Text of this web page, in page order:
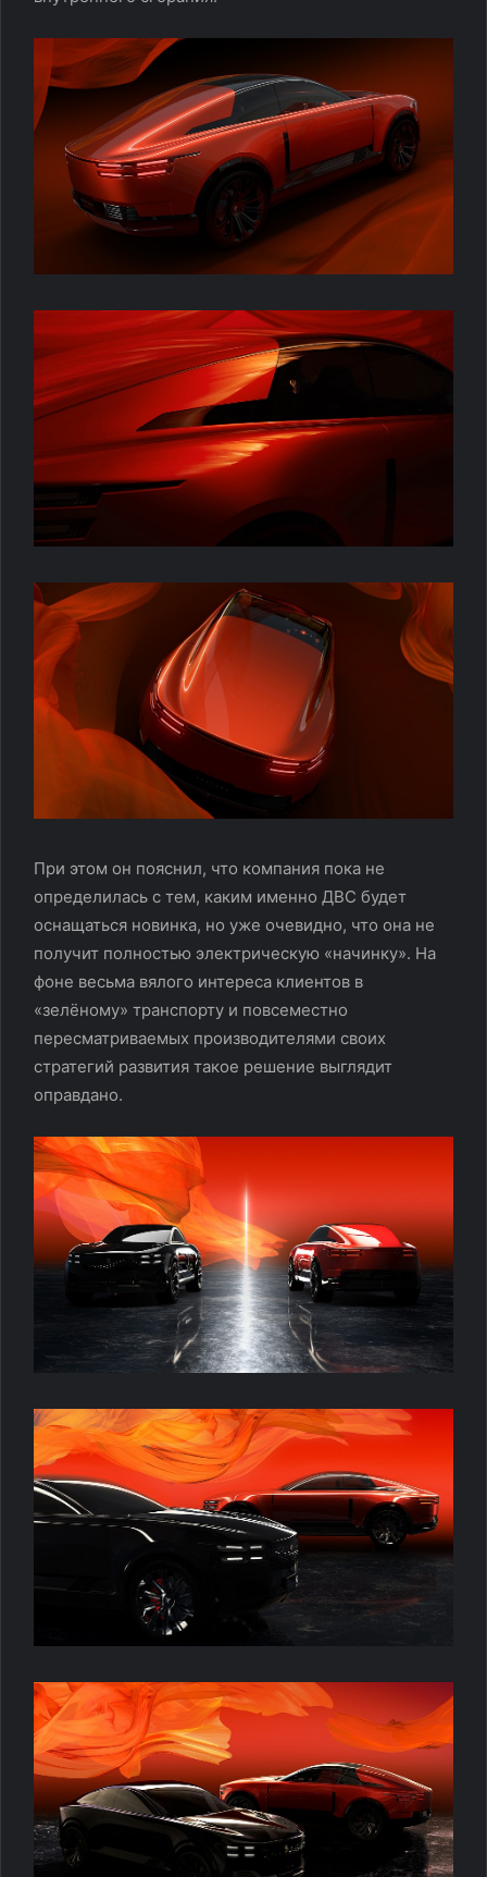
При этом он пояснил, что компания пока не
определилась с тем, каким именно ДВС будет
оснащаться новинка, но уже очевидно, что она не
получит полностью электрическую «начинку». На
фоне весьма вялого интереса клиентов в
«зелёному» транспорту и повсеместно
пересматриваемых производителями своих
стратегий развития такое решение выглядит
оправдано.